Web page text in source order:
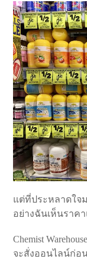
แต่ที่ประหลาดใจ
อย่างฉันเห็นราค
Chemist
จะสั่งออนไลน์ก่อ